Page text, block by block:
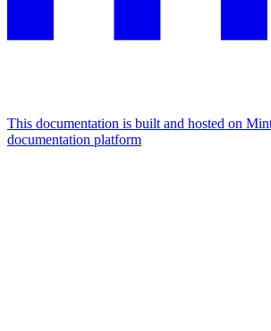
This documentation is built and hosted on
documentation platform